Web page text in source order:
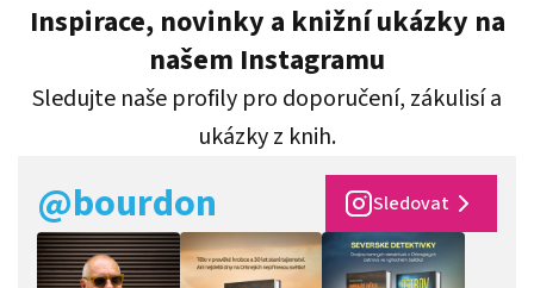
Inspirace, novinky a knižní ukázky na
našem Instagramu
Sledujte naše profily pro doporučení, zákulisí a
ukázky z knih.
@bourdon Sledovat